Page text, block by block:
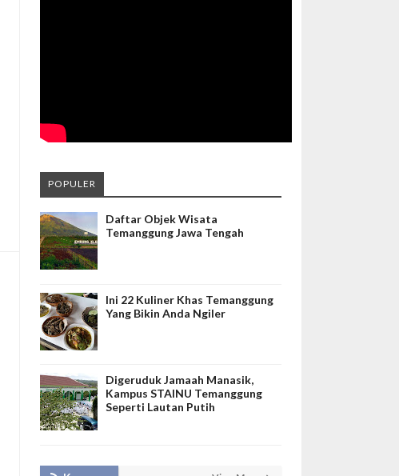
POPULER
Daftar Objek Wisata
Temanggung Jawa Tengah
Ini 22 Kuliner Khas Temanggung
Yang Bikin Anda Ngiler
Digeruduk Jamaah Manasik,
Kampus STAINU Temanggung
Seperti Lautan Putih